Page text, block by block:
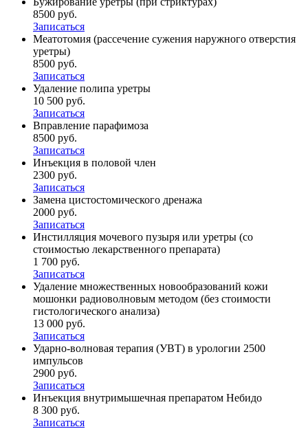
8500 руб.
Записаться
Меатотомия (рассечение сужения наружного отверстия
уретры)
8500 руб.
Записаться
Удаление полипа уретры
10 500 руб.
Записаться
Вправление парафимоза
8500 руб.
Записаться
Инъекция в половой член
2300 руб.
Записаться
Замена цистостомического дренажа
2000 руб.
Записаться
Инстилляция мочевого пузыря или уретры (со
стоимостью лекарственного препарата)
1 700 руб.
Записаться
Удаление множественных новообразований кожи
мошонки радиоволновым методом (без стоимости
гистологического анализа)
13 000 руб.
Записаться
Ударно-волновая терапия (УВТ) в урологии 2500
импульсов
2900 руб.
Записаться
Инъекция внутримышечная препаратом Небидо
8 300 руб.
Записаться